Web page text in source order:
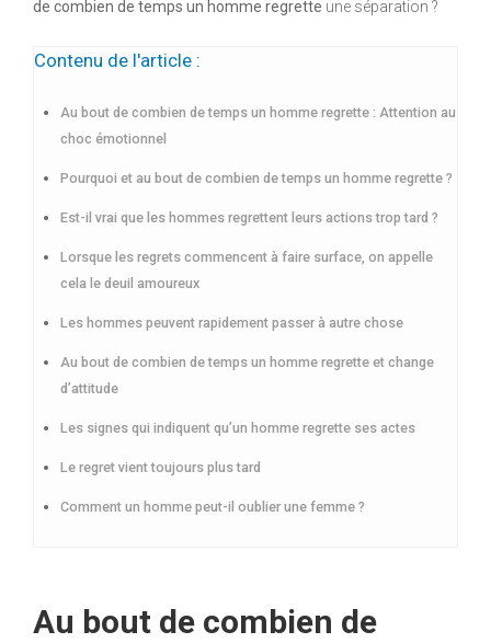
de combien de temps un homme regrette une séparation ?
Contenu de l'article :
Au bout de combien de temps un homme regrette : Attention au
choc émotionnel
Pourquoi et au bout de combien de temps un homme regrette ?
Est-il vrai que les hommes regrettent leurs actions trop tard ?
Lorsque les regrets commencent à faire surface, on appelle
cela le deuil amoureux
Les hommes peuvent rapidement passer à autre chose
Au bout de combien de temps un homme regrette et change
d’attitude
Les signes qui indiquent qu’un homme regrette ses actes
Le regret vient toujours plus tard
Comment un homme peut-il oublier une femme ?
Au bout de combien de